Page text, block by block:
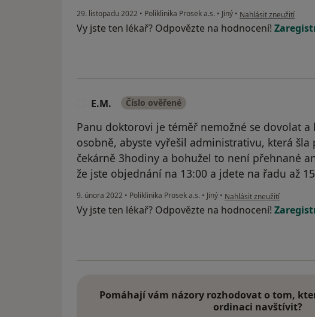
29. listopadu 2022 • Poliklinika Prosek a.s. • Jiný • podle názoru uživatele
Nahlásit zneužití
Vy jste ten lékař? Odpovězte na hodnocení!
E.M. Číslo ověřené
Panu doktorovi je téměř nemožné se dovolat a
osobně, abyste vyřešil administrativu, která
čekárně 3hodiny a bohužel to není přehnané
že jste objednání na 13:00 a jdete na řadu až
9. února 2022 • Poliklinika Prosek a.s. • Jiný • podle názoru uživatele E.M.
Nahlásit zneužití
Vy jste ten lékař? Odpovězte na hodnocení!
Pomáhají vám názory rozhodovat o tom,
ordinaci navštívit?